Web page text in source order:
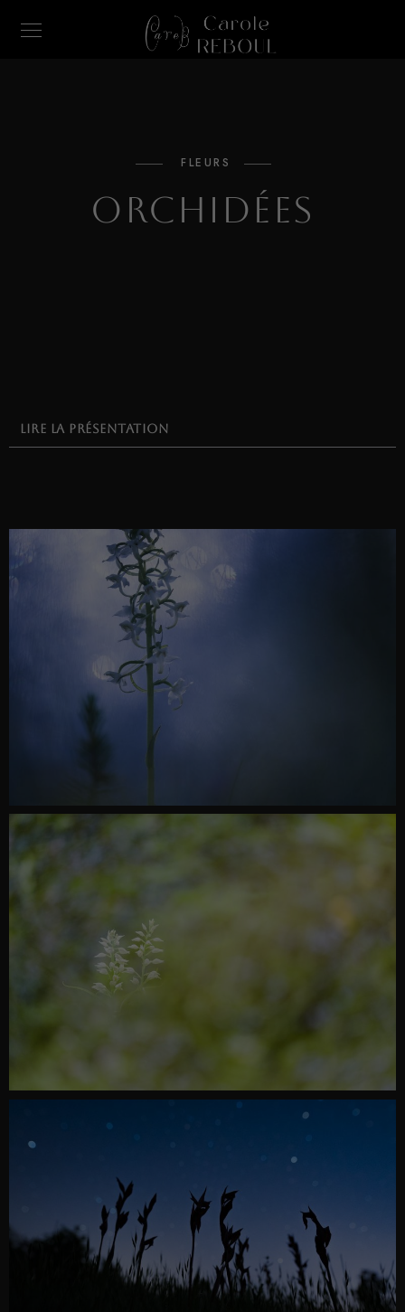
FLEURS
Orchidées
LIRE LA PRÉSENTATION